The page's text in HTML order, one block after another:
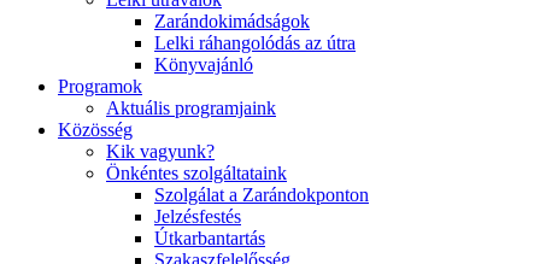
Zarándokimádságok
Lelki ráhangolódás az útra
Könyvajánló
Programok
Aktuális programjaink
Közösség
Kik vagyunk?
Önkéntes szolgáltataink
Szolgálat a Zarándokponton
Jelzésfestés
Útkarbantartás
Szakaszfelelősség